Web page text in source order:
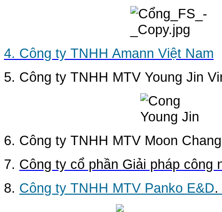
4. Công ty TNHH Amann Việt Nam
5. Công ty TNHH MTV Young Jin
6. Công ty TNHH MTV Moon
7. Công ty cổ phần Giải pháp công
8. Công ty TNHH MTV Panko E&D.